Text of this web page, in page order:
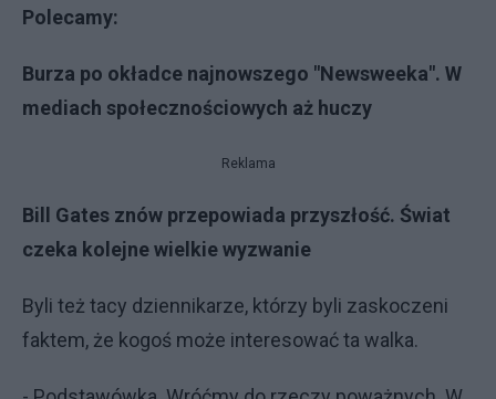
Polecamy:
Burza po okładce najnowszego "Newsweeka". W
mediach społecznościowych aż huczy
Reklama
Bill Gates znów przepowiada przyszłość. Świat
czeka kolejne wielkie wyzwanie
Byli też tacy dziennikarze, którzy byli zaskoczeni
faktem, że kogoś może interesować ta walka.